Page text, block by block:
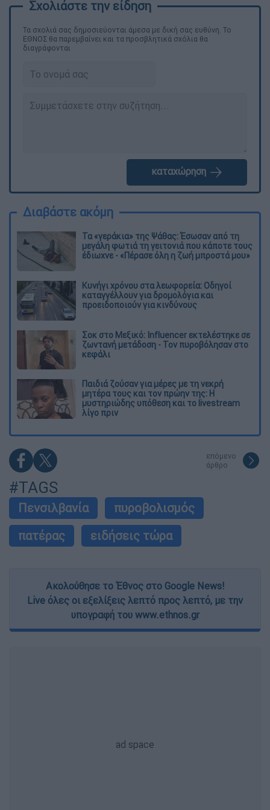
Τα σχολιά σας δημοσιεύονται άμεσα με δική σας ευθύνη. Το
ΕΘΝΟΣ θα παρεμβαίνει και τα προσβλητικά σχόλια θα
διαγράφονται
καταχώρηση
Διαβάστε ακόμη
Τα «γεράκια» της Ψάθας: Έσωσαν από τη
μεγάλη φωτιά τη γειτονιά που κάποτε τους
έδιωχνε - «Πέρασε όλη η ζωή μπροστά μου»
Κυνήγι χρόνου στα λεωφορεία: Οδηγοί
καταγγέλλουν για δρομολόγια και
προειδοποιούν για κινδύνους
Σοκ στο Μεξικό: Influencer εκτελέστηκε σε
ζωντανή μετάδοση - Τον πυροβόλησαν στο
κεφάλι
Παιδιά ζούσαν για μέρες με τη νεκρή
μητέρα τους και τον πρώην της: Η
μυστηριώδης υπόθεση και το livestream
λίγο πριν
επόμενο
άρθρο
#TAGS
Πενσιλβανία
πυροβολισμός
πατέρας
ειδήσεις τώρα
Ακολούθησε το Έθνος στο Google News!
Live όλες οι εξελίξεις λεπτό προς λεπτό, με την
υπογραφή του www.ethnos.gr